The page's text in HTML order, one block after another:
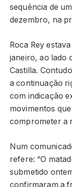
sequência de
dezembro, na
Roca Rey
janeiro, ao lado
Castilla.
a continuação
com indicação
movimentos
comprometer a
Num
refere: “O
submetido
confirmaram a